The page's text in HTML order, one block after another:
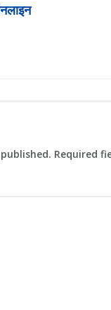
Required